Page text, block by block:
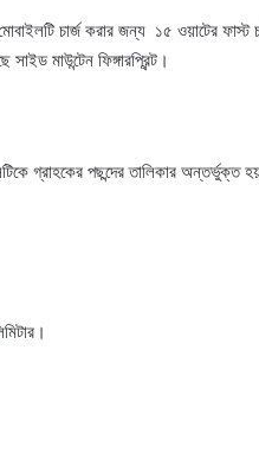
চার্জ করার জন্য ১৫ ওয়াটের ফাস্ট
মাউন্টেন ফিঙ্গারপ্রিন্ট।
গ্রাহকের পছন্দের তালিকার অন্তর্ভুক্ত